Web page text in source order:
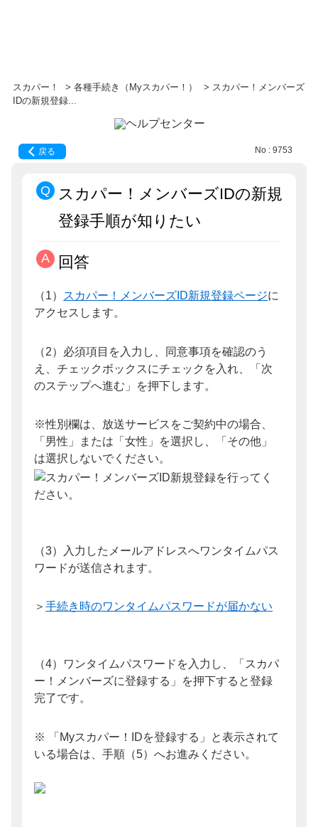
スカパー！ > 各種手続き（Myスカパー！） > スカパー！メンバーズ
IDの新規登録...
戻る No : 9753
スカパー！メンバーズIDの新規
登録手順が知りたい
回答
（1） スカパー！メンバーズID新規登録ページに
アクセスします。
（2）必須項目を入力し、同意事項を確認のう
え、チェックボックスにチェックを入れ、「次
のステップへ進む」を押下します。
※性別欄は、放送サービスをご契約中の場合、
「男性」または「女性」を選択し、「その他」
は選択しないでください。
（3）入力したメールアドレスへワンタイムパス
ワードが送信されます。
＞手続き時のワンタイムパスワードが届かない
（4）ワンタイムパスワードを入力し、「スカパ
ー！メンバーズに登録する」を押下すると登録
完了です。
※ 「Myスカパー！IDを登録する」と表示されて
いる場合は、手順（5）へお進みください。